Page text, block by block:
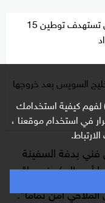
لفهم كيفية استخدامك
في استخدام موقعنا ،
اقتصادية قناة السويس تستهدف توطين 15
السويس بعد خروجها
بدفة السفينة
أدى إلى) جنوحها".
آمن تماما".